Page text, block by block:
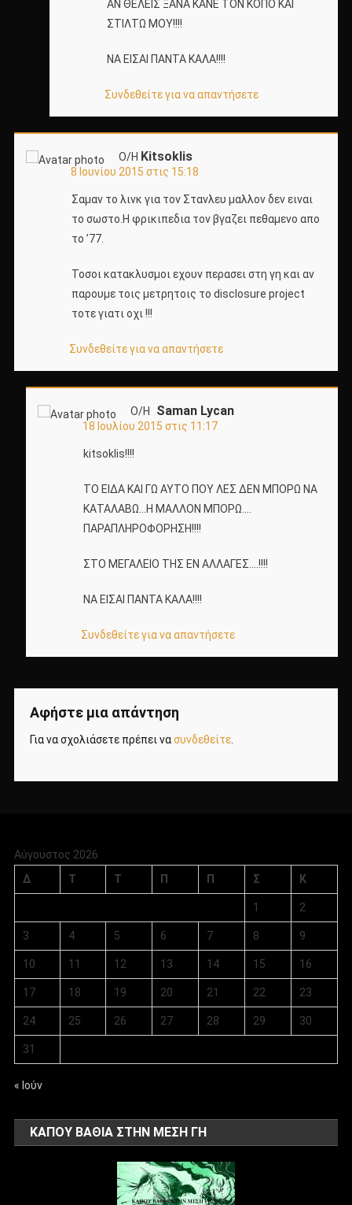
ΑΝ ΘΕΛΕΙΣ ΞΑΝΑ ΚΑΝΕ ΤΟΝ ΚΟΠΟ ΚΑΙ
ΣΤΙΛΤΩ ΜΟΥ!!!!
ΝΑ ΕΙΣΑΙ ΠΑΝΤΑ ΚΑΛΑ!!!!
Συνδεθείτε για να απαντήσετε
Ο/Η Kitsoklis
8 Ιουνίου 2015 στις 15:18
Σαμαν το λινκ για τον Στανλευ μαλλον δεν ειναι
το σωστο.Η φρικιπεδια τον βγαζει πεθαμενο απο
το ’77.
Τοσοι κατακλυσμοι εχουν περασει στη γη και αν
παρουμε τοις μετρητοις το disclosure project
τοτε γιατι οχι !!!
Συνδεθείτε για να απαντήσετε
Ο/Η Saman Lycan
18 Ιουλίου 2015 στις 11:17
kitsoklis!!!!
TO EIΔΑ ΚΑΙ ΓΩ ΑΥΤΟ ΠΟΥ ΛΕΣ ΔΕΝ ΜΠΟΡΩ ΝΑ
ΚΑΤΑΛΑΒΩ…Η ΜΑΛΛΟΝ ΜΠΟΡΩ….
ΠΑΡΑΠΛΗΡΟΦΟΡΗΣΗ!!!!
ΣΤΟ ΜΕΓΑΛΕΙΟ ΤΗΣ ΕΝ ΑΛΛΑΓΕΣ….!!!!
ΝΑ ΕΙΣΑΙ ΠΑΝΤΑ ΚΑΛΑ!!!!
Συνδεθείτε για να απαντήσετε
Αφήστε μια απάντηση
Για να σχολιάσετε πρέπει νασυνδεθείτε.
Αύγουστος 2026
Δ
Τ Τ Π Π Σ Κ
1 2
3 4 5 6 7 8 9
10 11 12 13 14 15 16
17 18 19 20 21 22 23
24 25 26 27 28 29 30
31
« Ιούν
ΚΑΠΟΥ ΒΑΘΙΑ ΣΤΗΝ ΜΕΣΗ ΓΗ